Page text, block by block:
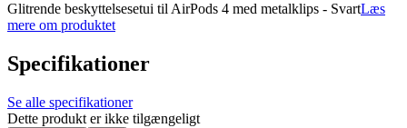
Glitrende beskyttelsesetui til AirPods 4 med metalklips - SvartLæs
mere om produktet
Specifikationer
Se alle specifikationer
Dette produkt er ikke tilgængeligt